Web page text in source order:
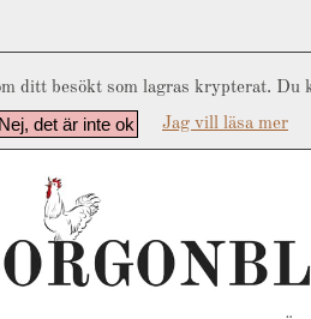
ditt besökt som lagras krypterat. Du
Nej, det är inte ok Jag vill läsa mer